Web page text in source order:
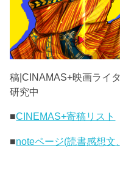
稿|CINAMAS+映画ライ
研究中
■CINEMAS+寄稿リスト
■noteページ(読書感想文